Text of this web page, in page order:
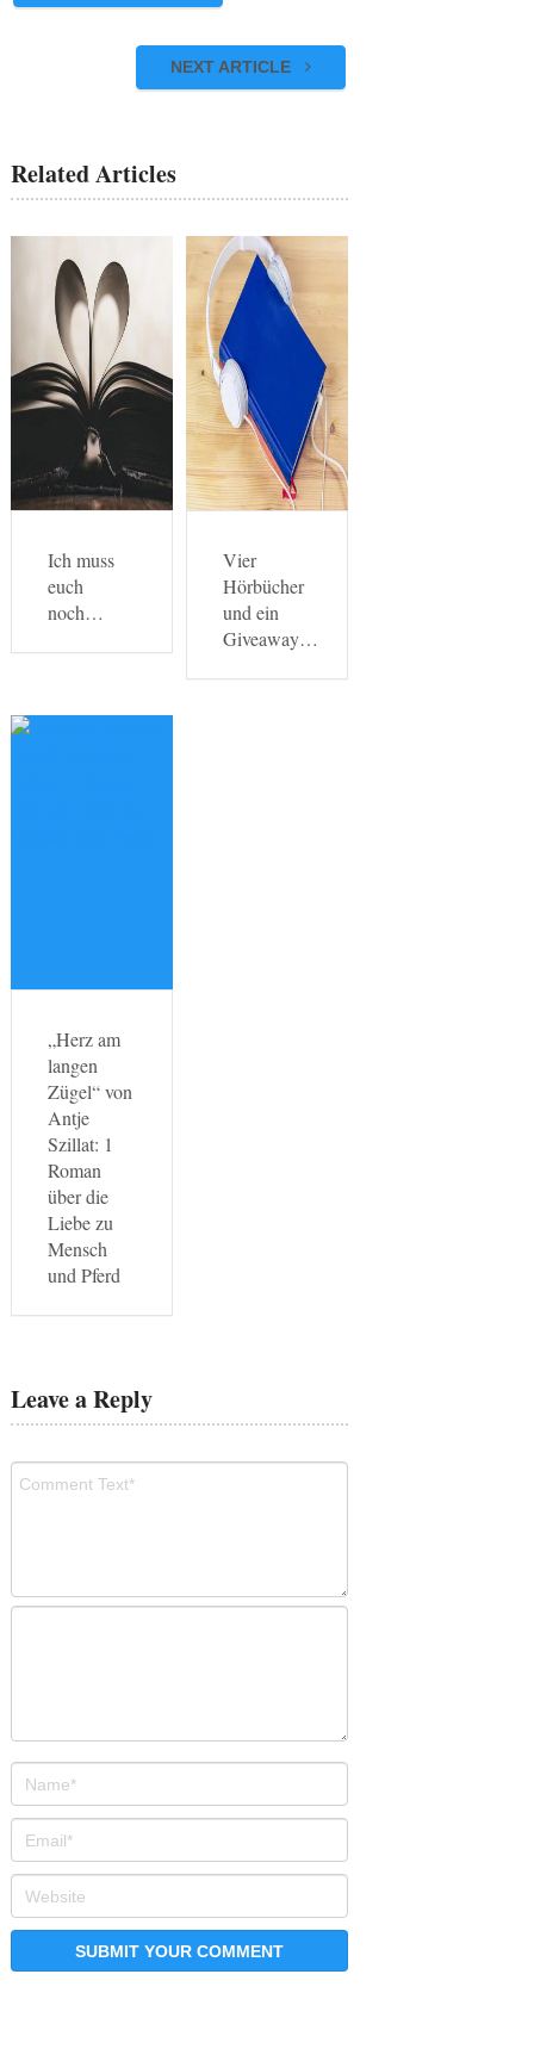
NEXT ARTICLE
Related Articles
Ich muss
euch
noch…
Vier
Hörbücher
und ein
Giveaway…
„Herz am
langen
Zügel“ von
Antje
Szillat: 1
Roman
über die
Liebe zu
Mensch
und Pferd
Leave a Reply